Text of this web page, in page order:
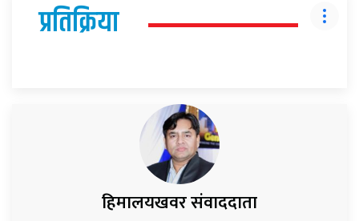
प्रतिक्रिया
हिमालयखवर संवाददाता